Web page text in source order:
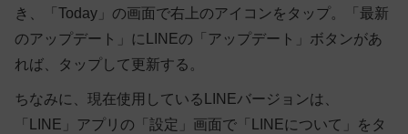
き、「Today」の画面で右上のアイコンをタップ。「最新
のアップデート」にLINEの「アップデート」ボタンがあ
れば、タップして更新する。
ちなみに、現在使用しているLINEバージョンは、
「LINE」アプリの「設定」画面で「LINEについて」をタ